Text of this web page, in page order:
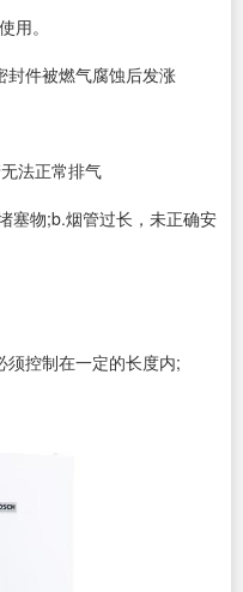
用。
封件被燃气腐蚀后发涨
法正常排气
塞物;b.烟管过长，未正确安
须控制在一定的长度内;